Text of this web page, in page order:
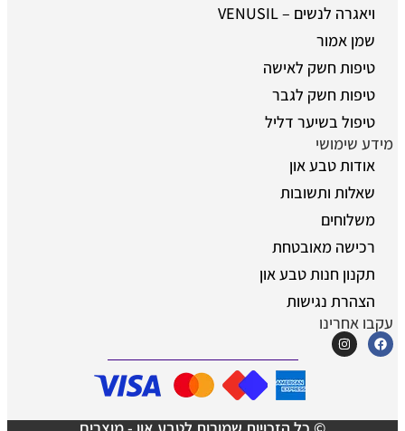
ויאגרה לנשים – VENUSIL
שמן אמור
טיפות חשק לאישה
טיפות חשק לגבר
טיפול בשיער דליל
מידע שימושי
אודות טבע און
שאלות ותשובות
משלוחים
רכישה מאובטחת
תקנון חנות טבע און
הצהרת נגישות
עקבו אחרינו